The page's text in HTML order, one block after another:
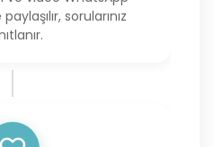
sorularınız